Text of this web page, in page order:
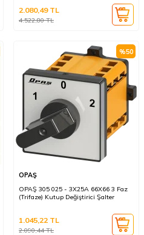
4.522,80TL
2.080,49TL
%50
OPAŞ
OPAŞ 305 025 - 3X25A 66X66 3 Faz
(Trifaze) Kutup Değiştirici Şalter
2.090,44TL
1.045,22 TL